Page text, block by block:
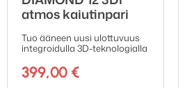
atmos kaiutinpari
Tuo ääneen uusi ulottuvuus
integroidulla 3D-teknologialla
399,00 €